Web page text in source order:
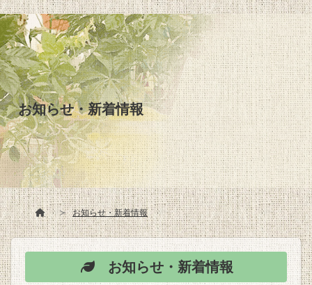
お知らせ・新着情報
お知らせ・新着情報
お知らせ・新着情報